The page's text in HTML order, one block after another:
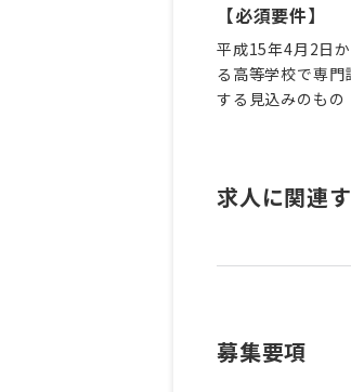
【必須要件】
平成15年4月2日
る高等学校で専
する見込みのもの
求人に関連
募集要項